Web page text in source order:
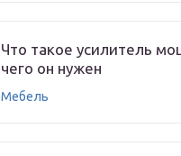
Что такое усилитель
чего он нужен
Мебель